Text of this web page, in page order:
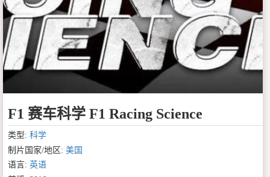
F1 赛车科学 F1 Racing Science
类型: 科学
制片国家/地区: 美国
语言: 英语